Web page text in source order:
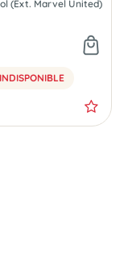
(Ext. Marvel United)
INDISPONIBLE